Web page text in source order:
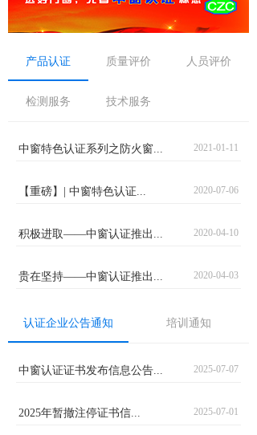
产品认证 质量评价 人员评价
检测服务 技术服务
中窗特色认证系列之防火窗... 2021-01-11
【重磅】| 中窗特色认证... 2020-07-06
积极进取——中窗认证推出... 2020-04-10
贵在坚持——中窗认证推出... 2020-04-03
认证企业公告通知 培训通知
中窗认证证书发布信息公告... 2025-07-07
2025年暂撤注停证书信... 2025-07-01